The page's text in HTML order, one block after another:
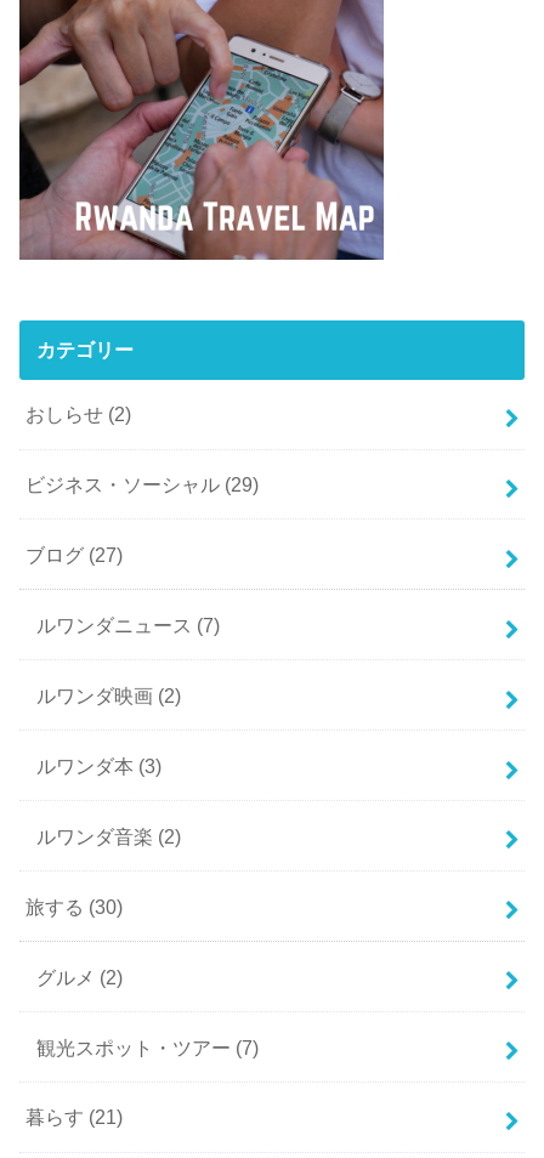
カテゴリー
おしらせ (2)
ビジネス・ソーシャル (29)
ブログ (27)
ルワンダニュース (7)
ルワンダ映画 (2)
ルワンダ本 (3)
ルワンダ音楽 (2)
旅する (30)
グルメ (2)
観光スポット・ツアー (7)
暮らす (21)